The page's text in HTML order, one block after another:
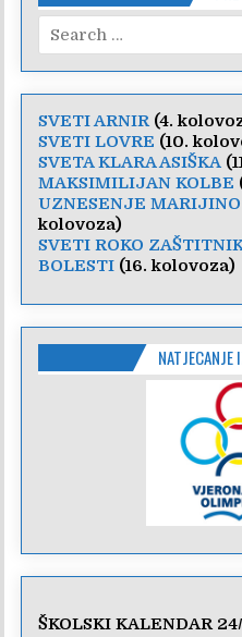
Search
for:
SVETI ARNIR(4.
SVETI LOVRE (10.
SVETA KLARA ASIŠKA
MAKSIMILIJAN KOLBE
UZNESENJE
kolovoza)
SVETI ROKO
BOLESTI (16. kolovoza)
NATJECANJE
ŠKOLSKI KALENDAR